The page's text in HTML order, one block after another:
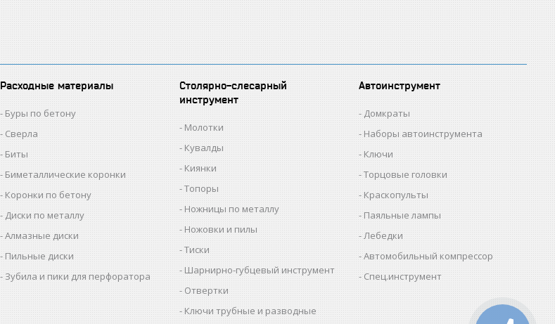
Расходные материалы
Буры по бетону
Сверла
Биты
Биметаллические коронки
Коронки по бетону
Диски по металлу
Алмазные диски
Пильные диски
Зубила и пики для перфоратора
Столярно-слесарный
инструмент
Молотки
Кувалды
Киянки
Топоры
Ножницы по металлу
Ножовки и пилы
Тиски
Шарнирно-губцевый инструмент
Отвертки
Ключи трубные и разводные
Автоинструмент
Домкраты
Наборы автоинструмента
Ключи
Торцовые головки
Краскопульты
Паяльные лампы
Лебедки
Автомобильный компрессор
Спец.инструмент